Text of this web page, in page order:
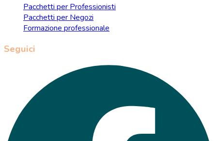
Pacchetti per Professionisti
Pacchetti per Negozi
Formazione professionale
Seguici